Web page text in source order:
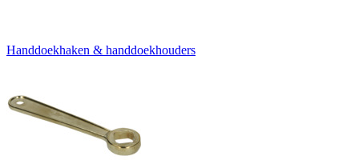
Handdoekhaken & handdoekhouders